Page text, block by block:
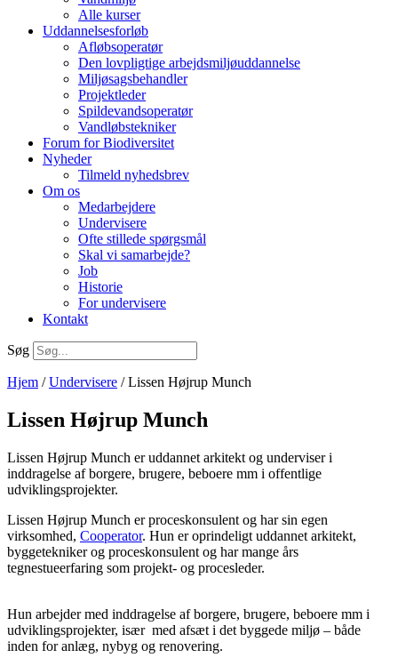
Alle kurser
Uddannelsesforløb
Afløbsoperatør
Den lovpligtige arbejdsmiljøuddannelse
Miljøsagsbehandler
Projektleder
Spilde­vands­operatør
Vandløbstekniker
Forum for Biodiversitet
Nyheder
Tilmeld nyhedsbrev
Om os
Medarbejdere
Undervisere
Ofte stillede spørgsmål
Skal vi samarbejde?
Job
Historie
For undervisere
Kontakt
Søg
Hjem /Undervisere / Lissen Højrup Munch
Lissen Højrup Munch
Lissen Højrup Munch er uddannet arkitekt og underviser i
inddragelse af borgere, brugere, beboere mm i offentlige
udviklingsprojekter.
Lissen Højrup Munch er proceskonsulent og har sin egen
virksomhed, Cooperator. Hun er oprindeligt uddannet arkitekt,
byggetekniker og proceskonsulent og har mange års
tegnestueerfaring som projekt- og procesleder.
Hun arbejder med inddragelse af borgere, brugere, beboere mm i
udviklingsprojekter, især med afsæt i det byggede miljø – både
inden for anlæg, nybyg og renovering.